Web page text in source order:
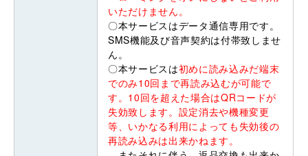
いただけません。
〇本サービスはデータ通信専用です。
SMS機能及び音声契約は付帯致しませ
ん。
〇本サービスは初めに読み込みだ端末
でのみ10回まで再読み込むが可能で
す。10回を超えた場合はQRコードが
失効致します。設定消去や機種変更
等、いかなる利用によっても失効後の
再読み込みは出来かねます。